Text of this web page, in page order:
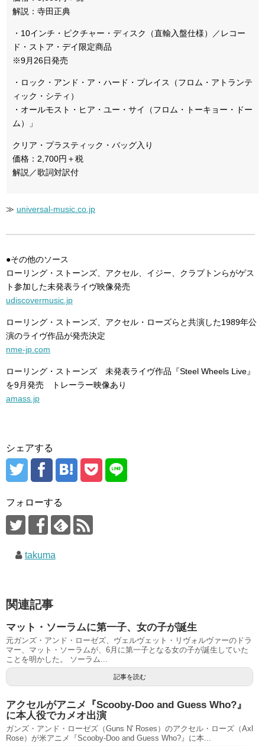
解説：寺田正典
・10インチ・ピクチャー・ディスク（直輸入盤仕様）／レコー
ド・ストア・デイ限定商品
※9月26日発売
・ロック・アンド・ア・ハード・プレイス（フロム・アトランテ
ィック・シティ）
・オールモスト・ヒア・ユー・サイ（フロム・トーキョー・ドー
ム）」
クリア・プラスティック・バッグ入り
価格：2,700円＋税
解説／歌詞対訳付
≫ universal-music.co.jp
●その他のソース
ローリング・ストーンズ、アクセル、イジー、クラプトンらがゲス
ト参加した未発表ライヴ映像発売
udiscovermusic.jp
ローリング・ストーンズ、アクセル・ローズらと共演した1989年公
演のライヴ作品が発売決定
nme-jp.com
ローリング・ストーンズ 未発表ライヴ作品『Steel Wheels Live』
を9月発売 トレーラー映像あり
amass.jp
シェアする
フォローする
takuma
関連記事
マット・ソーラムに第一子、女の子が誕生
元ガンズ・アンド・ローゼズ、ヴェルヴェット・リヴォルヴァーのドラ
マー、マット・ソーラムが、6月に第一子となる女の子が誕生していた
ことを明かした。 ソーラム...
記事を読む
アクセルがアニメ『Scooby-Doo and Guess Who?』
に本人役でカメオ出演
ガンズ・アンド・ローゼズ（Guns N' Roses）のアクセル・ローズ（Axl
Rose）が米アニメ『Scooby-Doo and Guess Who?』に本...